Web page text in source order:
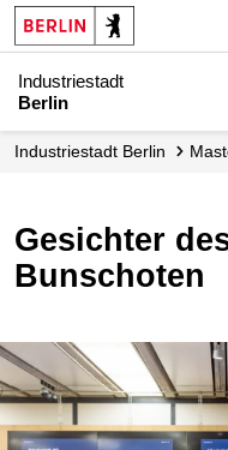
Industriestadt
Berlin
Industrie­stadt Berlin
Gesichter des MPI: Prof. Raoul
Bunschoten